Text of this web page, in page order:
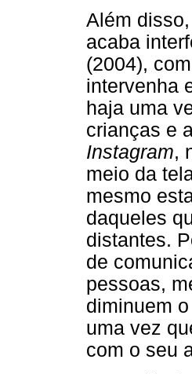
Além
acaba
(2004),
intervenha
haja uma
crianças e
Instagram,
meio da
mesmo
daqueles
distantes.
de
pessoas,
diminuem
uma vez
com o seu